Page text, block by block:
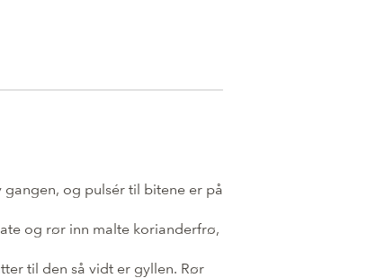
og pulsér til bitene er på
og rør inn malte korianderfrø,
til den så vidt er gyllen. Rør